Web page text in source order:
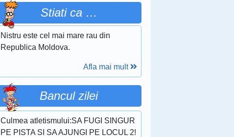
Stiati ca …
Nistru este cel mai mare rau din
Republica Moldova.
Afla mai mult
Bancul zilei
Culmea atletismului:SA FUGI SINGUR
PE PISTA SI SA AJUNGI PE LOCUL 2!